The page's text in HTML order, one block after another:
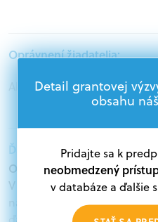
Oprávnení žiadatelia:
Akademický sektor,
Ďalšie informácie:
Oprávnení žiadatelia:
V databáze grantov a
nájdete aktuálne výzvy z
Detail grantovej
obsahu
Pridajte sa k
neobmedzený
v databáze a ďalšie